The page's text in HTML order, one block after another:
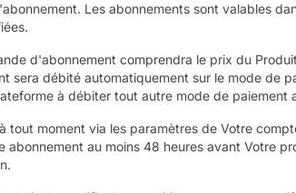
Les abonnements sont valables
d'abonnement comprendra le prix du
sera débité automatiquement sur le mode de
à débiter tout autre mode de paiement
tout moment via les paramètres de Votre
abonnement au moins 48 heures avant Votre